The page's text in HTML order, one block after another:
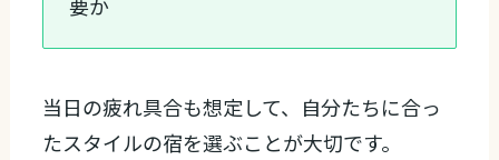
当日の疲れ具合も想定して、自分たちに合っ
たスタイルの宿を選ぶことが大切です。